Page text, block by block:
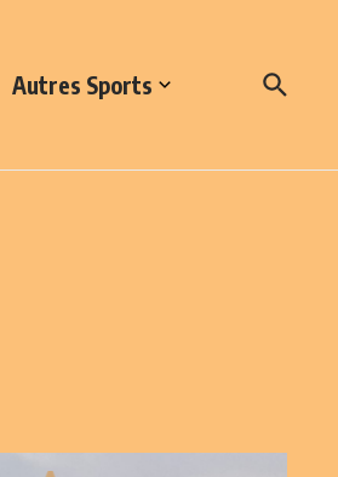
Autres Sports